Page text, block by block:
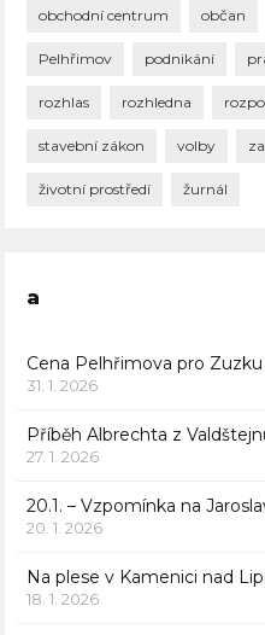
obchodní centrum občan
Pelhřimov podnikání
rozhlas rozhledna
stavební zákon volby
životní prostředí žurnál
a
Cena Pelhřimova pro
31. 1. 2026
Příběh Albrechta z
27. 1. 2026
20.1. – Vzpomínka na
20. 1. 2026
Na plese v Kamenici nad
18. 1. 2026